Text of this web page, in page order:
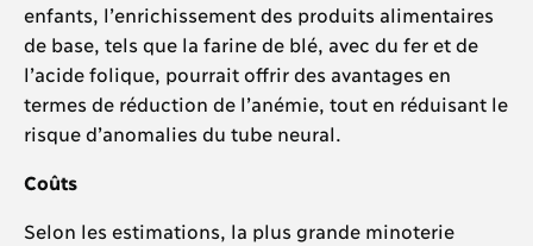
enfants, l’enrichissement des produits alimentaires
de base, tels que la farine de blé, avec du fer et de
l’acide folique, pourrait offrir des avantages en
termes de réduction de l’anémie, tout en réduisant le
risque d’anomalies du tube neural.
Coûts
Selon les estimations, la plus grande minoterie